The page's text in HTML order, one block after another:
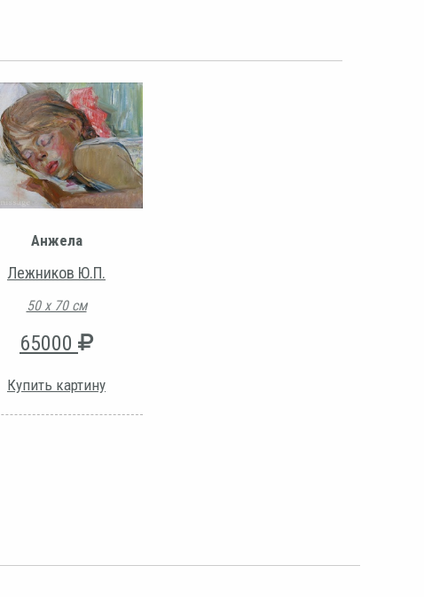
Анжела
Лежников Ю.П.
50 х 70 см
65000
Купить картину